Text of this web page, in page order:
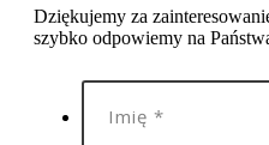
Dziękujemy za
szybko odpowiemy na